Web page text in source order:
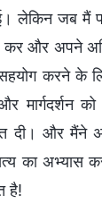
लेकिन जब मैं
कर और अपने
करने के
मार्गदर्शन
दी। और मैंने
का अभ्यास
है!